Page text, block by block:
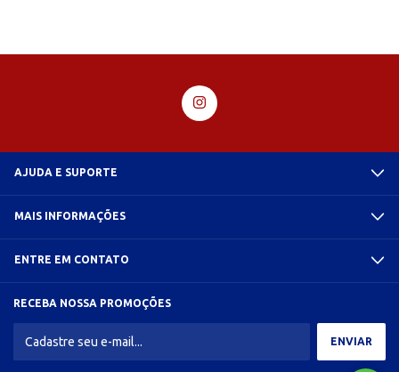
AJUDA E SUPORTE
MAIS INFORMAÇÕES
ENTRE EM CONTATO
RECEBA NOSSA PROMOÇÕES